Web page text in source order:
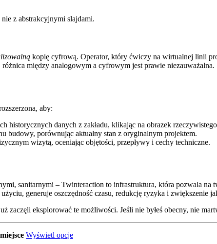
z abstrakcyjnymi slajdami.
kopię cyfrową. Operator, który ćwiczy na wirtualnej linii
między analogowym a cyfrowym jest prawie niezauważalna.
aby:
historycznych danych z zakładu, klikając na obrazek
budowy, porównując aktualny stan z oryginalnym projektem.
wizytą, oceniając objętości, przepływy i cechy techniczne.
sanitarnymi – Twinteraction to infrastruktura, która pozwala
generuje oszczędność czasu, redukcję ryzyka i zwiększenie
eksplorować te możliwości. Jeśli nie byłeś obecny, nie
Wyświetl opcje